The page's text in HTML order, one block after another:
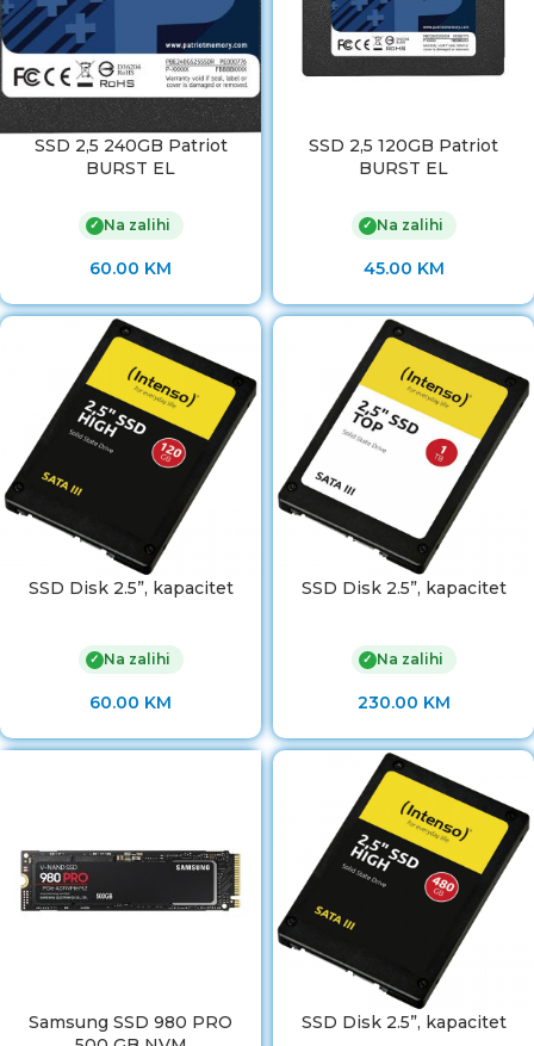
SSD 2,5 240GB Patriot
BURST EL
✓ Na zalihi
60.00 KM
SSD 2,5 120GB Patriot
BURST EL
✓ Na zalihi
45.00 KM
SSD Disk 2.5”, kapacitet
✓ Na zalihi
60.00 KM
SSD Disk 2.5”, kapacitet
✓ Na zalihi
230.00 KM
Samsung SSD 980 PRO
SSD Disk 2.5”, kapacitet